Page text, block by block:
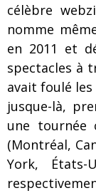
célèbre
nomme
en 2011 et
spectacles à
avait foulé
jusque-là,
une tournée
(Montréal,
York, États-